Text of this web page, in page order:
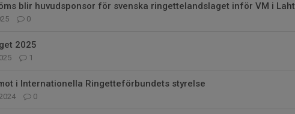
blir huvudsponsor för svenska ringettelandslaget inför VM i Laht
0
2025
1
i Internationella Ringetteförbundets styrelse
0